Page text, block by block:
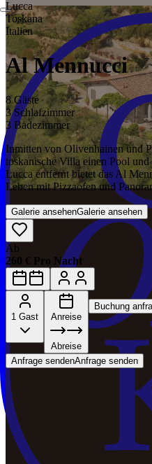
Lucca
Toskana
Italien
Al Mennucci
8 Gäste
3 Schlafzimmer
3 Badezimmer
Inmitten von Olivenhainen und
toskanische Villa einen Pool und
Lucca entfernt bietet das Al
Leben mit Pizzaofen und
Galerie ansehenGalerie ansehen
Ab
260 € Pro Nacht
1 Gast Anreise
Abreise
Buchung
Anfrage sendenAnfrage senden